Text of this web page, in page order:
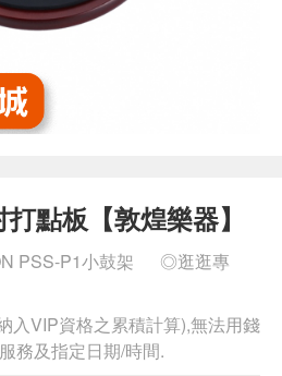
點板【敦煌樂器】
PSS-P1小鼓架
◎逛逛專
入VIP資格之累積計算),無法用錢
務及指定日期/時間.